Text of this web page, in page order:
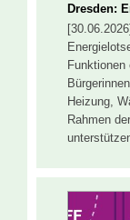
Dresden:
Funktionen
Heizung,
Rahmen